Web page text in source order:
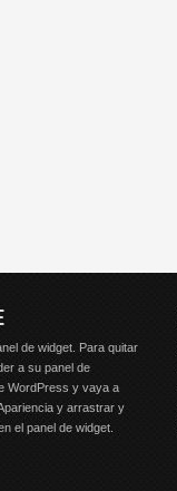
de widget. Para quitar
a su panel de
WordPress y vaya a
y arrastrar y
el panel de widget.